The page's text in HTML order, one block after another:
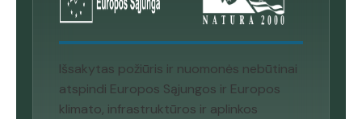
Išsakytas požiūris ir nuomonės nebūtinai
atspindi Europos Sąjungos ir Europos
klimato, infrastruktūros ir aplinkos